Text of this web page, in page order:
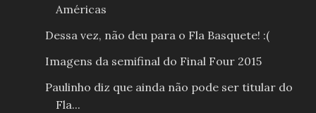
Américas
Dessa vez, não deu para o Fla Basquete! :(
Imagens da semifinal do Final Four 2015
Paulinho diz que ainda não pode ser titular do
Fla...